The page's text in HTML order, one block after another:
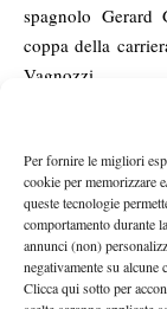
Per fornire le migliori
cookie per memorizzare
queste tecnologie
comportamento durante
annunci (non)
negativamente su alcune
Clicca qui sotto per
spagnolo Gerard
coppa della
Vagnozzi.
successo nel
consecutivi risolti
per il 23enne di
diretto
carriera per il